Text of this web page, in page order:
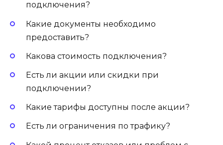
подключения?
Какие документы необходимо
предоставить?
Какова стоимость подключения?
Есть ли акции или скидки при
подключении?
Какие тарифы доступны после акции?
Есть ли ограничения по трафику?